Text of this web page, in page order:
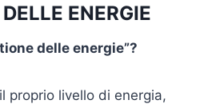
ENERGIE
delle energie”?
proprio livello di energia,